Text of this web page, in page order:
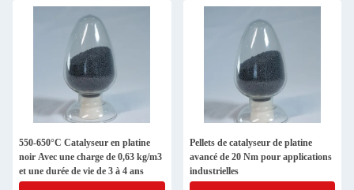
550-650°C Catalyseur en platine
noir Avec une charge de 0,63 kg/m3
et une durée de vie de 3 à 4 ans
Pellets de catalyseur de platine
avancé de 20 Nm pour applications
industrielles